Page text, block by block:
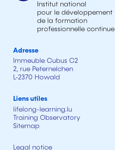
Institut national
pour le développement
de la formation
professionnelle continue
Adresse
Immeuble Cubus C2
2, rue Peternelchen
L-2370 Howald
Liens utiles
lifelong-learning.lu
Training Observatory
Sitemap
Legal notice